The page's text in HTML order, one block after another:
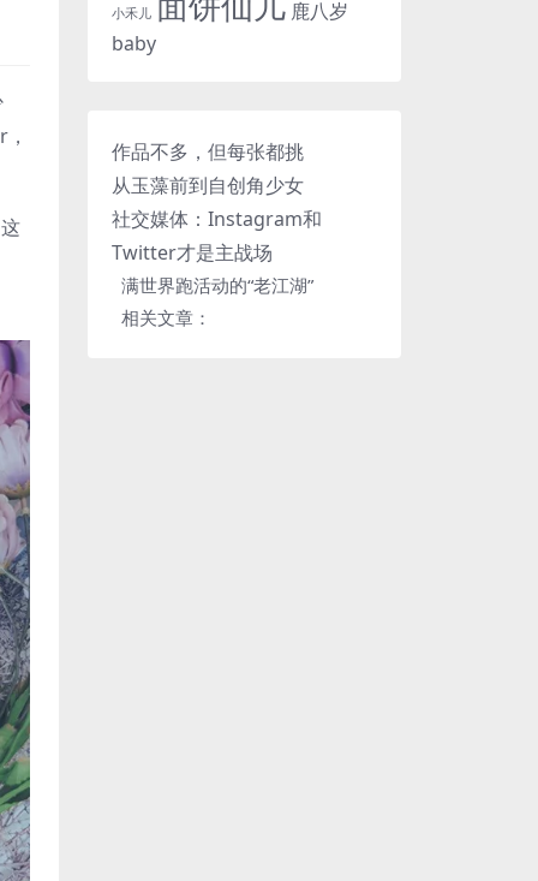
小禾儿
鹿八岁
baby
作品不多，但每张都挑
从玉藻前到自创角少女
社交媒体：Instagram和
Twitter才是主战场
满世界跑活动的“老江湖”
相关文章：